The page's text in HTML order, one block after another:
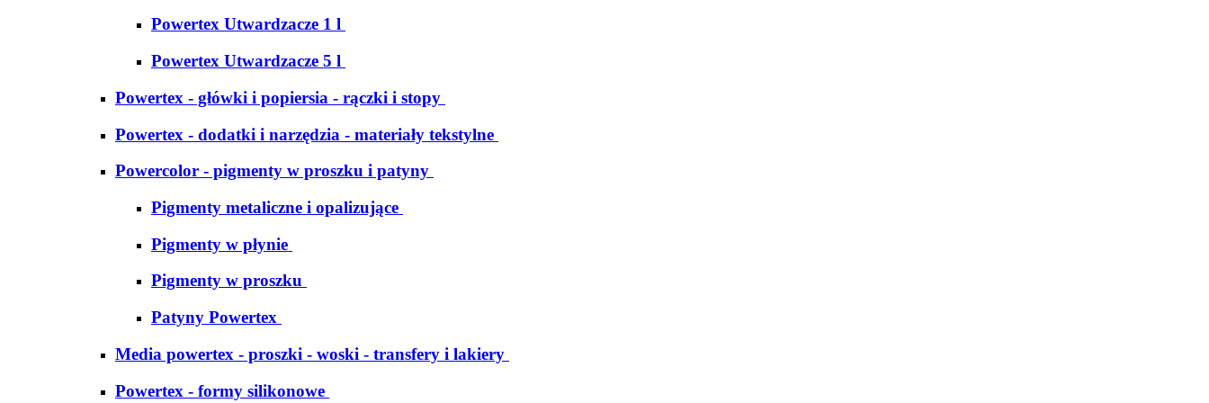
Powertex Utwardzacze 1 l
Powertex Utwardzacze 5 l
Powertex - główki i popiersia - rączki i stopy
Powertex - dodatki i narzędzia - materiały tekstylne
Powercolor - pigmenty w proszku i patyny
Pigmenty metaliczne i opalizujące
Pigmenty w płynie
Pigmenty w proszku
Patyny Powertex
Media powertex - proszki - woski - transfery i lakiery
Powertex - formy silikonowe